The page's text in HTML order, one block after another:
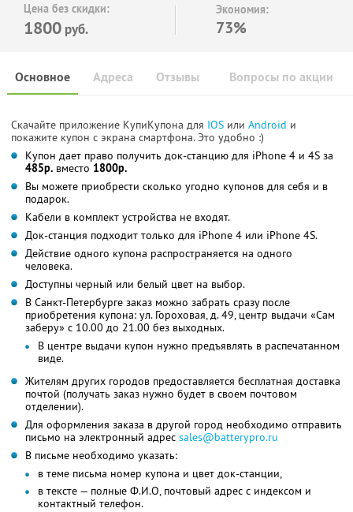
Цена без скидки:
1800 руб.
Экономия:
73%
Основное Отзывы Вопросы по акции
Адреса
Скачайте приложение КупиКупона для IOS или Android и
покажите купон с экрана смартфона. Это удобно :)
Купон дает право получить док-станцию для iPhone 4 и 4S за
485р. вместо 1800р.
Вы можете приобрести сколько угодно купонов для себя и в
подарок.
Кабели в комплект устройства не входят.
Док-станция подходит только для iPhone 4 или iPhone 4S.
Действие одного купона распространяется на одного
человека.
Доступны черный или белый цвет на выбор.
В Санкт-Петербурге заказ можно забрать сразу после
приобретения купона: ул. Гороховая, д. 49, центр выдачи «Сам
заберу» с 10.00 до 21.00 без выходных.
В центре выдачи купон нужно предъявлять в распечатанном
виде.
Жителям других городов предоставляется бесплатная доставка
почтой (получать заказ нужно будет в своем почтовом
отделении).
Для оформления заказа в другой город необходимо отправить
письмо на электронный адрес sales@batterypro.ru
В письме необходимо указать:
в теме письма номер купона и цвет док-станции,
в тексте — полные Ф.И.О, почтовый адрес с индексом и
контактный телефон.